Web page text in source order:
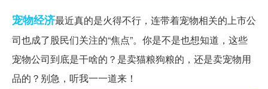
宠物经济最近真的是火得不行，连带着宠物相关的上市公
司也成了股民们关注的“焦点”。你是不是也想知道，这些
宠物公司到底是干啥的？是卖猫粮狗粮的，还是卖宠物用
品的？别急，听我一一道来！